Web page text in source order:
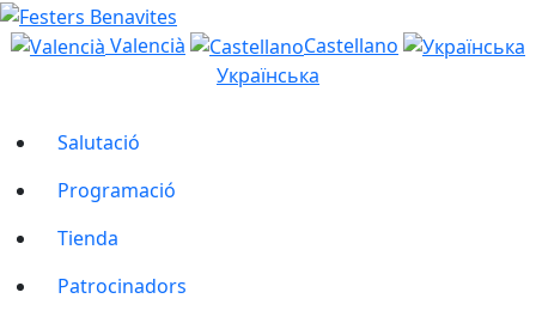
Valencià
Castellano
Українська
Salutació
Programació
Tienda
Patrocinadors